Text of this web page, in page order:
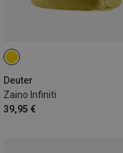
Deuter
Zaino Infiniti
39,95 €
23L